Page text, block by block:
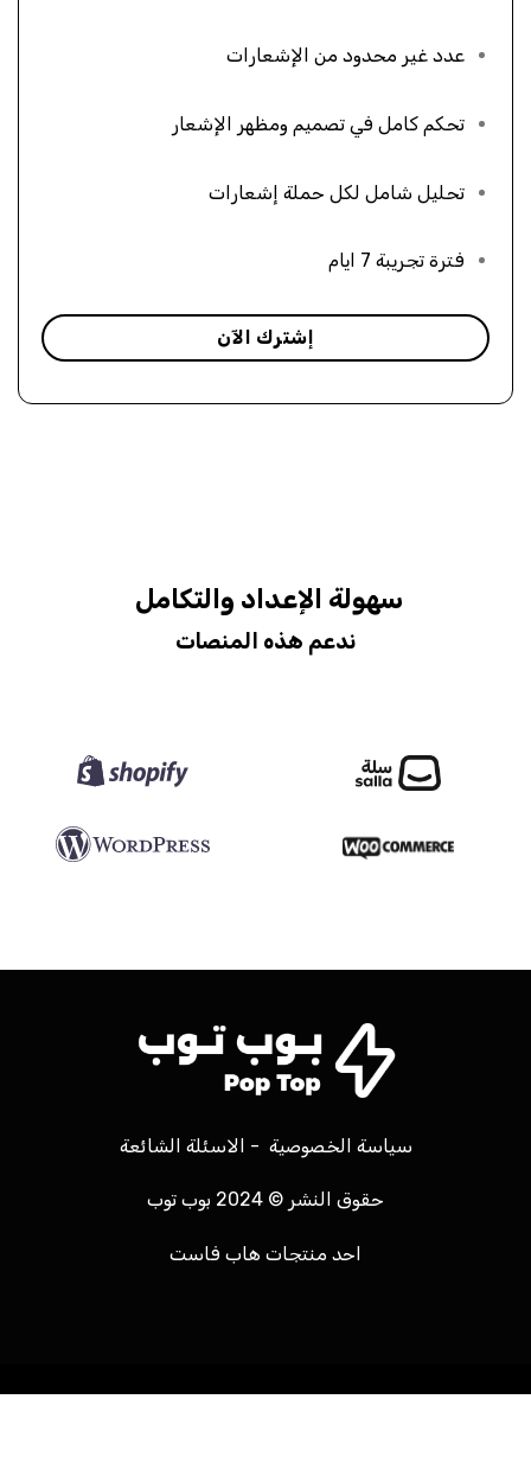
عدد غير محدود من الإشعارات
تحكم كامل في تصميم ومظهر الإشعار
تحليل شامل لكل حملة إشعارات
فترة تجريبة 7 ايام
إشترك الآن
سهولة الإعداد والتكامل
ندعم هذه المنصات
سياسة الخصوصية - الاسئلة الشائعة
حقوق النشر © 2024 بوب توب
احد منتجات هاب فاست